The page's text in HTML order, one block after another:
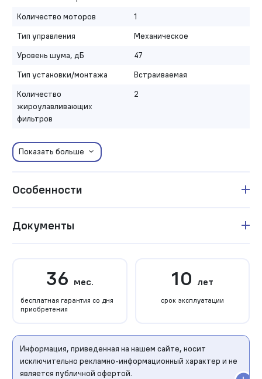
Количество моторов
1
Тип управления
Механическое
Уровень шума, дБ
47
Тип установки/монтажа
Встраиваемая
Количество
жироулавливающих
фильтров
2
Показать больше
Особенности
Документы
36 мес.
бесплатная гарантия со дня
приобретения
10 лет
срок эксплуатации
Информация, приведенная на нашем сайте, носит
исключительно рекламно-информационный характер и не
является публичной офертой.